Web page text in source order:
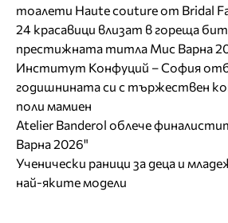
тоалети Haute couture от Bridal
24 красавици влизат в гореща
престижната титла Мис Варна
Институт Конфуций – София
годишнината си с тържествен
поли мамиен
Atelier Banderol облече
Варна 2026"
Ученически раници за деца и
най-яките модели